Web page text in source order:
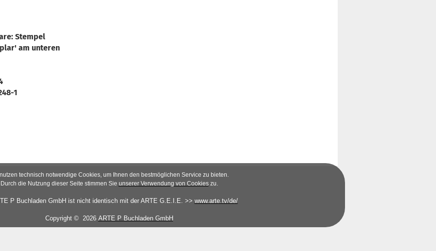
Stempel
am unteren
1
technisch notwendige Cookies, um Ihnen den bestmöglichen Service zu bieten.
Durch die Nutzung dieser Seite stimmen Sie unserer Verwendung von Cookies zu.
P Buchladen GmbH ist nicht identisch mit der ARTE G.E.I.E. >> www.arte.tv/de/
Copyright © 2026 ARTE P Buchladen GmbH